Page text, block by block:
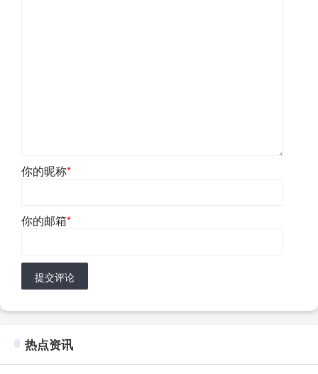
你的昵称*
你的邮箱*
提交评论
热点资讯